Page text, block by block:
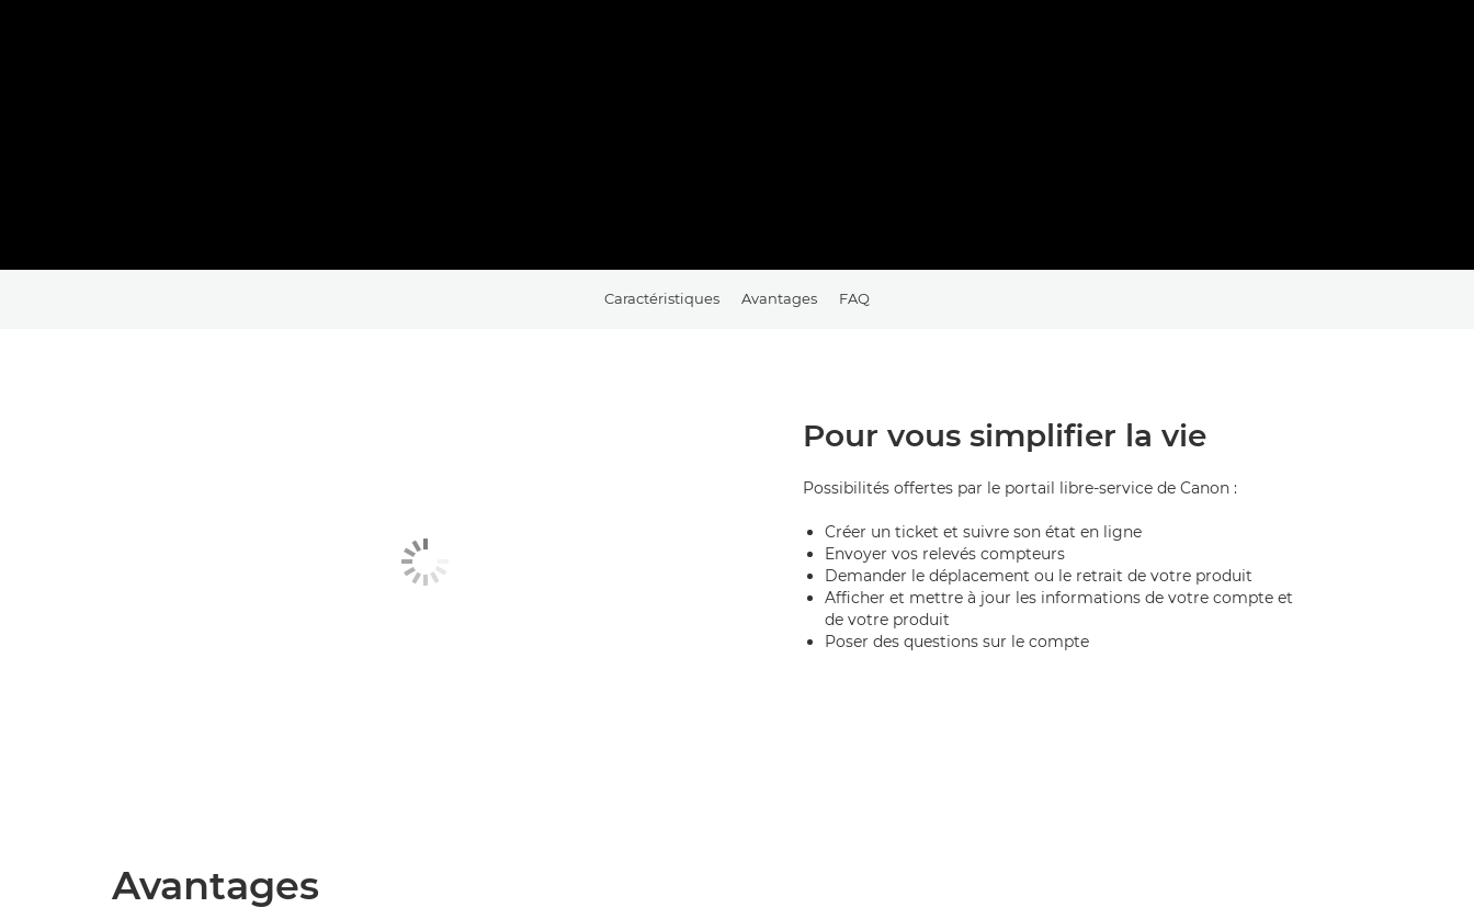
Caractéristiques Avantages FAQ
Pour vous simplifier la vie
Possibilités offertes par le portail libre-service de Canon :
Créer un ticket et suivre son état en ligne
Envoyer vos relevés compteurs
Demander le déplacement ou le retrait de votre produit
Afficher et mettre à jour les informations de votre compte et
de votre produit
Poser des questions sur le compte
Avantages